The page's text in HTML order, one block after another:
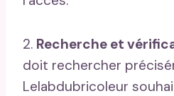
2. Recherche et
doit rechercher
Lelabdubricoleur